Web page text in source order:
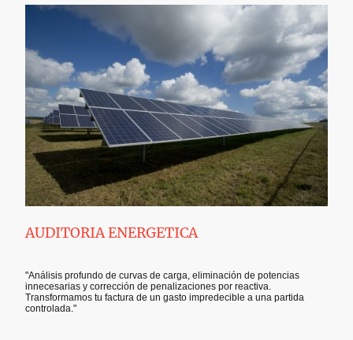
AUDITORIA ENERGETICA
"Análisis profundo de curvas de carga, eliminación de potencias
innecesarias y corrección de penalizaciones por reactiva.
Transformamos tu factura de un gasto impredecible a una partida
controlada."